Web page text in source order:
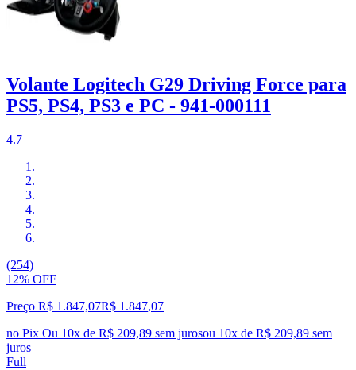
Volante Logitech G29 Driving Force para
PS5, PS4, PS3 e PC - 941-000111
4.7
(254)
12% OFF
Preço R$ 1.847,07R$ 1.847,07
no Pix Ou 10x de R$ 209,89 sem jurosou 10x de R$ 209,89 sem
juros
Full